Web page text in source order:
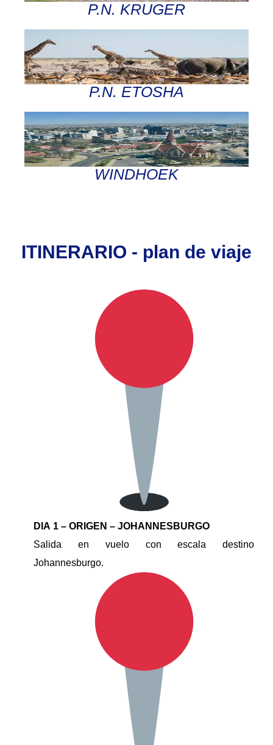
P.N. KRUGER
P.N. ETOSHA
WINDHOEK
ITINERARIO - plan de viaje
DIA 1 – ORIGEN – JOHANNESBURGO
Salida en vuelo con escala destino
Johannesburgo.